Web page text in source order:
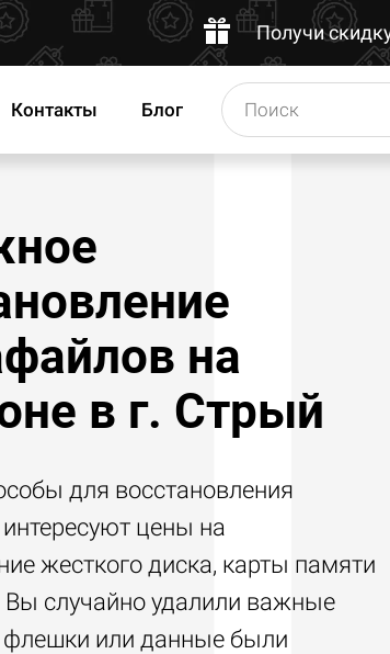
Получи
Контакты Блог
на
в г. Стрый
для восстановления
цены на
жесткого диска, карты памяти
случайно удалили важные
или данные были